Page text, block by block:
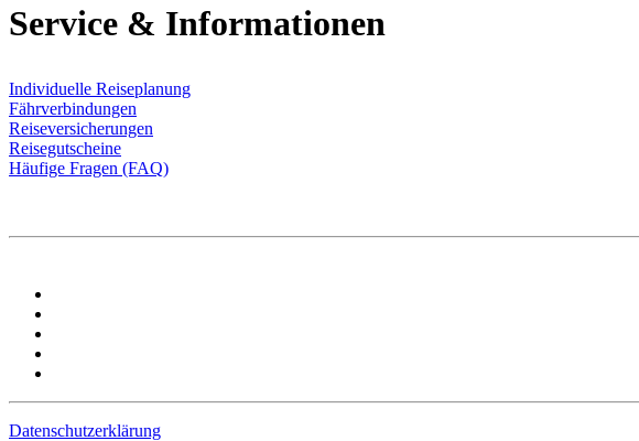
Service & Informationen
Individuelle Reiseplanung
Fährverbindungen
Reiseversicherungen
Reisegutscheine
Häufige Fragen (FAQ)
Datenschutzerklärung